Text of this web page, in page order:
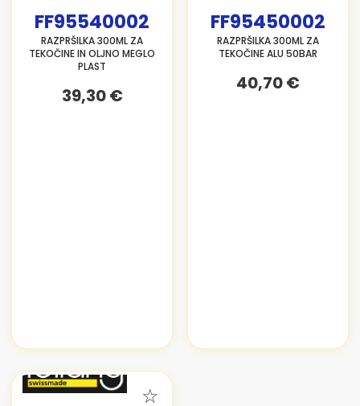
FF95540002
RAZPRŠILKA 300ML ZA
TEKOČINE IN OLJNO MEGLO
PLAST
39,30 €
FF95450002
RAZPRŠILKA 300ML ZA
TEKOČINE ALU 50BAR
40,70 €